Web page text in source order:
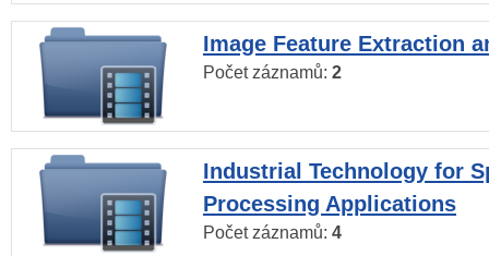
Image Feature Extraction
Počet záznamů: 2
Industrial Technology for
Processing Applications
Počet záznamů: 4